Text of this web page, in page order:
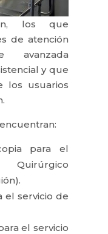
los que
de atención
avanzada
y que
los usuarios
para el
el servicio de
el servicio